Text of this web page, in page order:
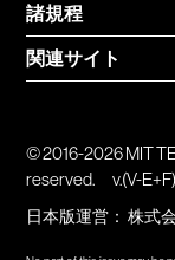
諸規程
関連サイト
© 2016-2026 MIT
reserved.
v.(V-E+F)
日本版運営：株式